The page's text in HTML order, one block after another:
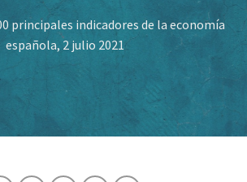
principales indicadores de la economía
española, 2 julio 2021